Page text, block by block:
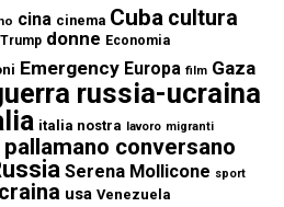
cina cinema Cuba cultura
donne Economia
Emergency Europa film Gaza
russia-ucraina
italia nostra lavoro migranti
pallamano conversano
Serena Mollicone sport
usa Venezuela